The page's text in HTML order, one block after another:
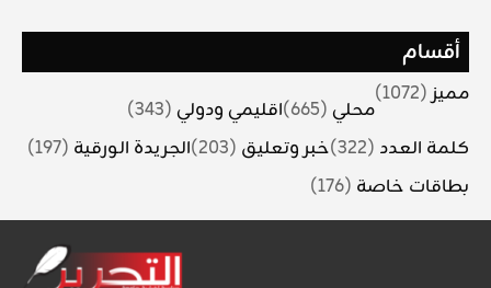
أقسام
مميز(1072)
محلي (665) اقليمي ودولي (343)
كلمة العدد (322) خبر وتعليق (203) الجريدة الورقية (197)
بطاقات خاصة (176)